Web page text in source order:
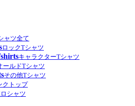
ャツ全て
ロックTシャツ
キャラクターTシャツ
ールドTシャツ
その他Tシャツ
クトップ
シャツ